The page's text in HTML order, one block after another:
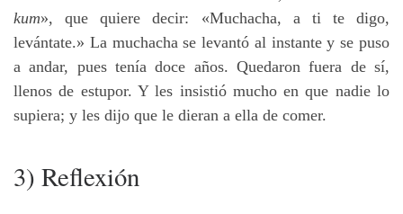
kum», que quiere decir: «Muchacha, a ti te digo,
levántate.» La muchacha se levantó al instante y se puso
a andar, pues tenía doce años. Quedaron fuera de sí,
llenos de estupor. Y les insistió mucho en que nadie lo
supiera; y les dijo que le dieran a ella de comer.
3) Reflexión